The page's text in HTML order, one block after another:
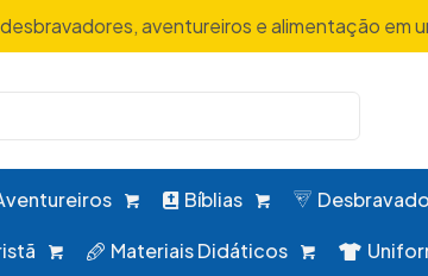
aventureiros e alimentação em
Bíblias
Materiais Didáticos